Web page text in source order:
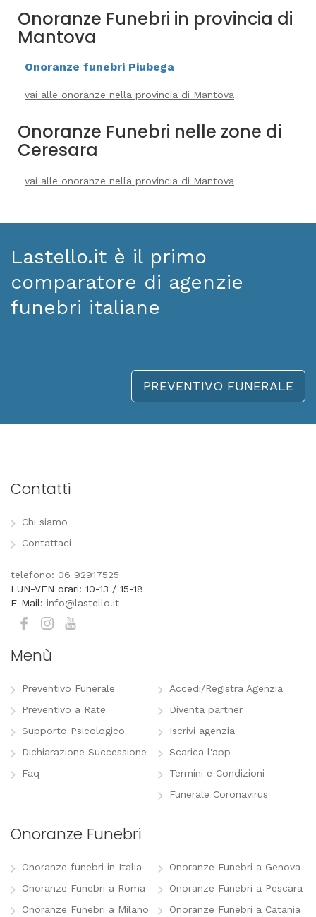
Onoranze Funebri in provincia di
Mantova
Onoranze funebri Piubega
vai alle onoranze nella provincia di Mantova
Onoranze Funebri nelle zone di
Ceresara
vai alle onoranze nella provincia di Mantova
Lastello.it è il primo
comparatore di agenzie
funebri italiane
PREVENTIVO FUNERALE
Contatti
Chi siamo
Contattaci
telefono: 06 92917525
LUN-VEN orari: 10-13 / 15-18
E-Mail: info@lastello.it
Menù
Preventivo Funerale
Preventivo a Rate
Supporto Psicologico
Dichiarazione Successione
Faq
Accedi/Registra Agenzia
Diventa partner
Iscrivi agenzia
Scarica l'app
Termini e Condizioni
Funerale Coronavirus
Onoranze Funebri
Onoranze funebri in Italia
Onoranze Funebri a Roma
Onoranze Funebri a Milano
Onoranze Funebri a Genova
Onoranze Funebri a Pescara
Onoranze Funebri a Catania